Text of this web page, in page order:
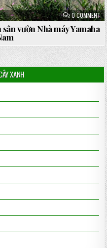
0 COMMENTON
TY
vườn Nhà máy Yamaha
XANH